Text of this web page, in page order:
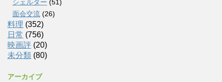
シェルター (51)
面会交流 (26)
料理 (352)
日常 (756)
映画評 (20)
未分類 (80)
アーカイブ